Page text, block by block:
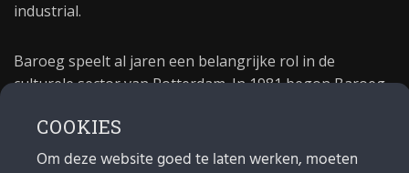
industrial.
Baroeg speelt al jaren een belangrijke rol in de
culturele sector van Rotterdam. In 1981 begon Baroeg
poppodium 40 jaar.
COOKIES
Om deze website goed te laten werken, moeten